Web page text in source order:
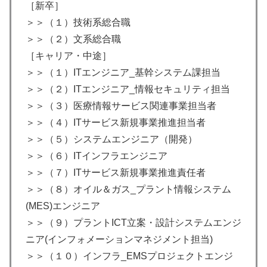
［新卒］
＞＞（１）技術系総合職
＞＞（２）文系総合職
［キャリア・中途］
＞＞（１）ITエンジニア_基幹システム課担当
＞＞（２）ITエンジニア_情報セキュリティ担当
＞＞（３）医療情報サービス関連事業担当者
＞＞（４）ITサービス新規事業推進担当者
＞＞（５）システムエンジニア（開発）
＞＞（６）ITインフラエンジニア
＞＞（７）ITサービス新規事業推進責任者
＞＞（８）オイル＆ガス_プラント情報システム
(MES)エンジニア
＞＞（９）プラントICT立案・設計システムエンジ
ニア(インフォメーションマネジメント担当)
＞＞（１０）インフラ_EMSプロジェクトエンジ